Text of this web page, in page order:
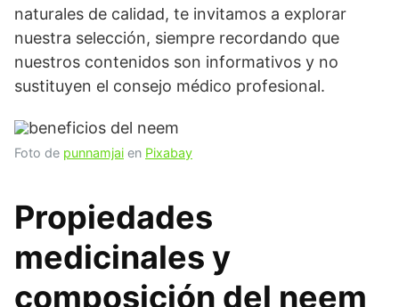
naturales de calidad, te invitamos a explorar
nuestra selección, siempre recordando que
nuestros contenidos son informativos y no
sustituyen el consejo médico profesional.
Foto de punnamjai en Pixabay
Propiedades
medicinales y
composición del neem